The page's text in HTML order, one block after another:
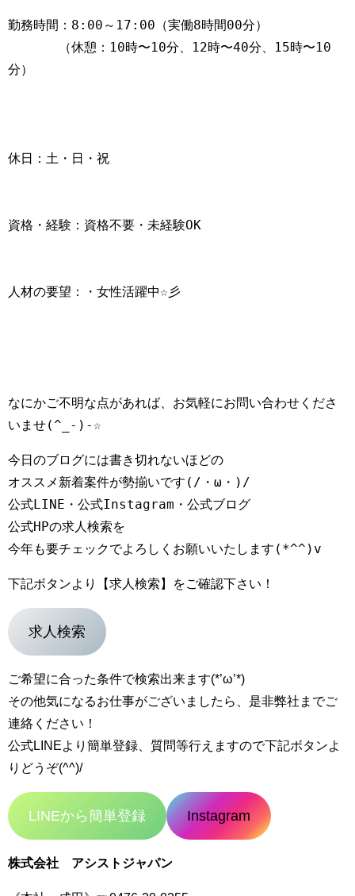
勤務時間：8:00～17:00（実働8時間00分）
（休憩：10時〜10分、12時〜40分、15時〜10
分）
休日：土・日・祝
資格・経験：資格不要・未経験OK
人材の要望：・女性活躍中☆彡
なにかご不明な点があれば、お気軽にお問い合わせくださ
いませ(^_-)-☆
今日のブログには書き切れないほどの
オススメ新着案件が勢揃いです(/・ω・)/
公式LINE・公式Instagram・公式ブログ
公式HPの求人検索を
下記ボタンより【求人検索】をご確認下さい！
求人検索
ご希望に合った条件で検索出来ます(*’ω’*)
その他気になるお仕事がございましたら、是非弊社までご
連絡ください！
公式LINEより簡単登録、質問等行えますので下記ボタンよ
りどうぞ(^^)/
LINEから簡単登録 Instagram
株式会社 アシストジャパン